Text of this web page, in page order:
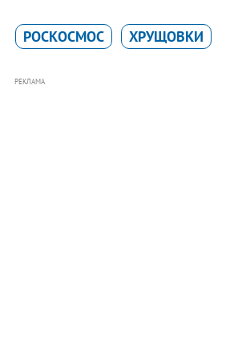
РОСКОСМОС ХРУЩОВКИ
РЕКЛАМА